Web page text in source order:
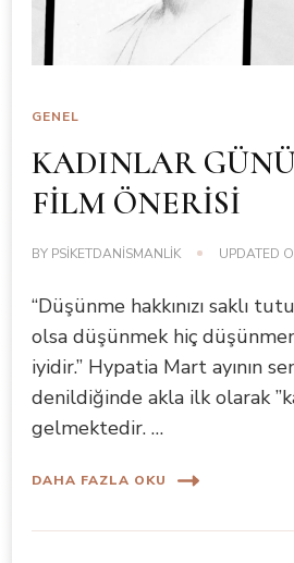
GENEL
KADINLAR
FİLM ÖNERİSİ
BY PSIKETDANISMANLIK UPDATED
“Düşünme hakkınızı saklı
olsa düşünmek hiç
iyidir.” Hypatia Mart ayının
denildiğinde akla ilk olarak
gelmektedir. …
DAHA FAZLA OKU